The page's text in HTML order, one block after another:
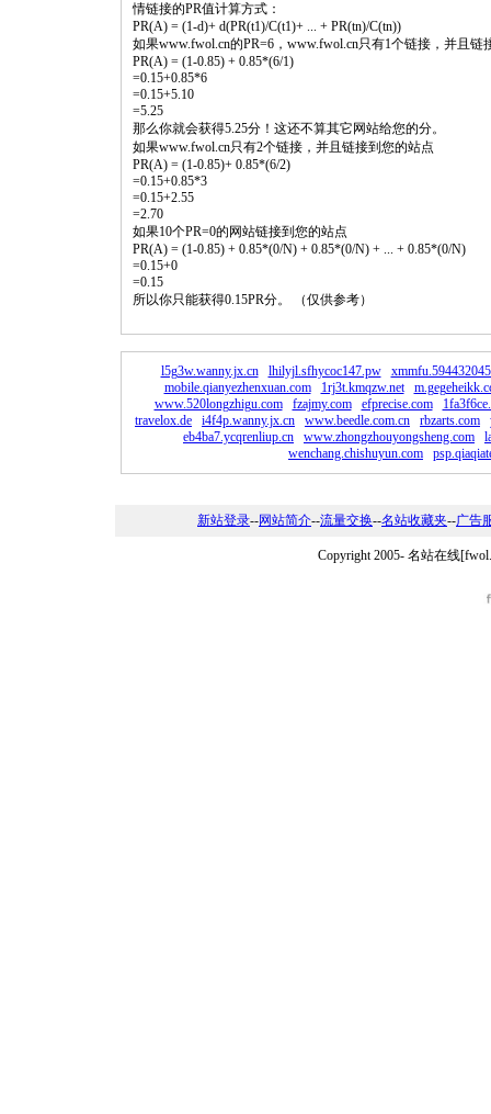
情链接的PR值计算方式：
PR(A) = (1-d)+ d(PR(t1)/C(t1)+ ... + PR(tn)/C(tn))
如果www.fwol.cn的PR=6，www.fwol.cn只有1个链接，并且链
PR(A) = (1-0.85) + 0.85*(6/1)
=0.15+0.85*6
=0.15+5.10
=5.25
那么你就会获得5.25分！这还不算其它网站给您的分。
如果www.fwol.cn只有2个链接，并且链接到您的站点
PR(A) = (1-0.85)+ 0.85*(6/2)
=0.15+0.85*3
=0.15+2.55
=2.70
如果10个PR=0的网站链接到您的站点
PR(A) = (1-0.85) + 0.85*(0/N) + 0.85*(0/N) + ... + 0.85*(0/N)
=0.15+0
=0.15
所以你只能获得0.15PR分。 （仅供参考）
l5g3w.wanny.jx.cn lhilyjl.sfhycoc147.pw
mobile.qianyezhenxuan.com
1rj3t.kmqzw.net
www.520longzhigu.com
fzajmy.com efprecise.com
travelox.de
i4f4p.wanny.jx.cn www.beedle.com.cn rbzarts.com
eb4ba7.ycqrenliup.cn
www.zhongzhouyongsheng.com
wenchang.chishuyun.com
新站登录--网站简介--流量交换--名站收藏夹--广告
Copyright 2005- 名站在线